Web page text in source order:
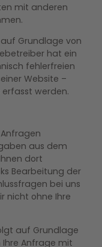
mit anderen
Grundlage von
hat ein
fehlerfreien
Website –
erfasst werden.
aus dem
dort
Bearbeitung der
bei uns
nicht ohne Ihre
auf Grundlage
Ihre Anfrage mit